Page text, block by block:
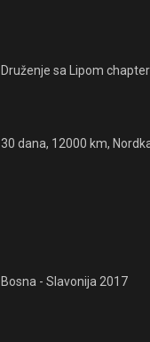
Druženje sa Lipom
30 dana, 12000 km,
Bosna - Slavonija 2017